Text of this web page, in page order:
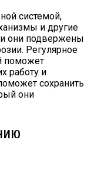
системой,
и другие
они подвержены
Регулярное
поможет
работу и
сохранить
они